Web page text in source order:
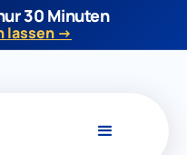
30 Minuten
lassen →